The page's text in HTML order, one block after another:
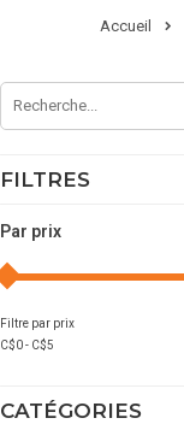
Accueil
FILTRES
Par prix
Filtre par prix
C$0- C$5
CATÉGORIES